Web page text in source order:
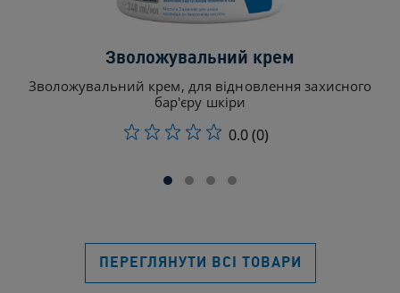
Зволожувальний крем
Зволожувальний крем, для відновлення захисного
бар'єру шкіри
0.0(0)
ПЕРЕГЛЯНУТИ ВСІ ТОВАРИ